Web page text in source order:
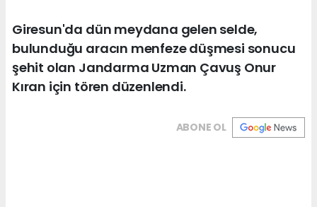
Giresun'da dün meydana gelen selde,
bulunduğu aracın menfeze düşmesi sonucu
şehit olan Jandarma Uzman Çavuş Onur
Kıran için tören düzenlendi.
ABONE OL